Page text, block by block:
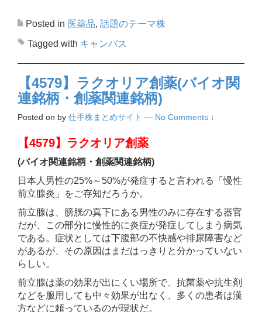
Posted in 医薬品, 話題のテーマ株
Tagged with キャンバス
【4579】ラクオリア創薬(バイオ関
連銘柄・創薬関連銘柄)
Posted on by 仕手株まとめサイト — No Comments ↓
【4579】ラクオリア創薬
(バイオ関連銘柄・創薬関連銘柄)
日本人男性の25%～50%が発症すると言われる「慢性
前立腺炎」をご存知だろうか。
前立腺は、膀胱の真下にある男性のみに存在する器官
だが、この部分に慢性的に炎症が発症してしまう病気
である。症状としては下腹部の不快感や排尿障害など
があるが、その原因はまだはっきりと分かっていない
らしい。
前立腺は薬の効果が出にくい場所で、抗菌薬や抗生剤
などを服用しても中々効果が出なく、多くの患者は漢
方などに頼っているのが現状だ。